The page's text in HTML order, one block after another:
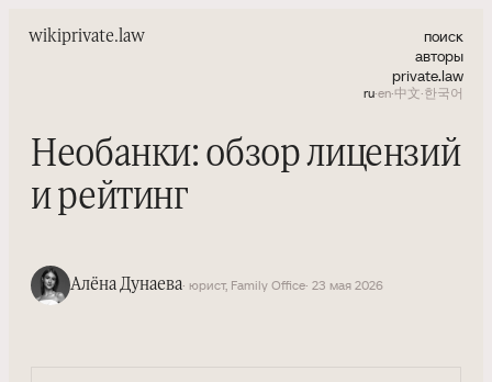
wikiprivate.law
поиск
авторы
private.law
ru·en·中文·한국어
Необанки: обзор лицензий
и рейтинг
Алёна Дунаева· юрист, Family Office· 23 мая 2026